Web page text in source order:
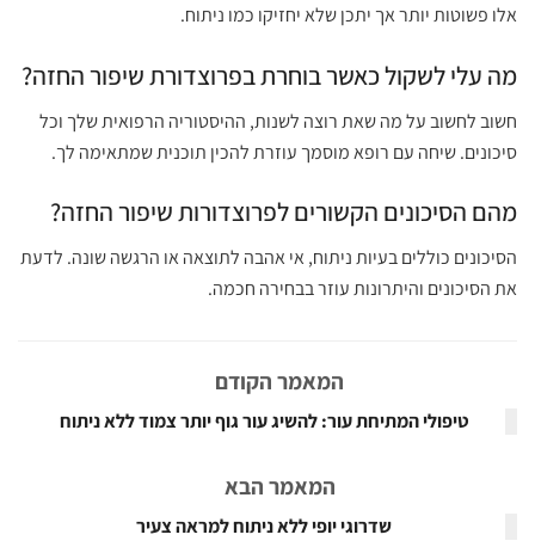
אלו פשוטות יותר אך יתכן שלא יחזיקו כמו ניתוח.
מה עלי לשקול כאשר בוחרת בפרוצדורת שיפור החזה?
חשוב לחשוב על מה שאת רוצה לשנות, ההיסטוריה הרפואית שלך וכל
סיכונים. שיחה עם רופא מוסמך עוזרת להכין תוכנית שמתאימה לך.
מהם הסיכונים הקשורים לפרוצדורות שיפור החזה?
הסיכונים כוללים בעיות ניתוח, אי אהבה לתוצאה או הרגשה שונה. לדעת
את הסיכונים והיתרונות עוזר בבחירה חכמה.
המאמר הקודם
טיפולי המתיחת עור: להשיג עור גוף יותר צמוד ללא ניתוח
המאמר הבא